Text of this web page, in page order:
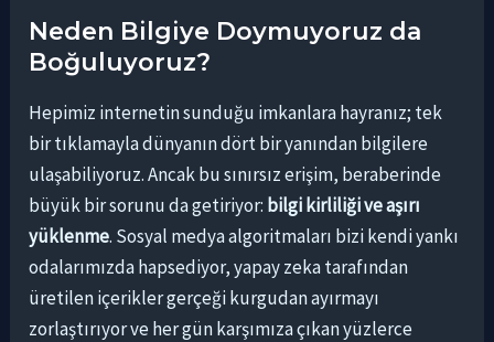
Neden Bilgiye Doymuyoruz da
Boğuluyoruz?
Hepimiz internetin sunduğu imkanlara hayranız; tek
bir tıklamayla dünyanın dört bir yanından bilgilere
ulaşabiliyoruz. Ancak bu sınırsız erişim, beraberinde
büyük bir sorunu da getiriyor: bilgi kirliliği ve aşırı
yüklenme. Sosyal medya algoritmaları bizi kendi yankı
odalarımızda hapsediyor, yapay zeka tarafından
üretilen içerikler gerçeği kurgudan ayırmayı
zorlaştırıyor ve her gün karşımıza çıkan yüzlerce